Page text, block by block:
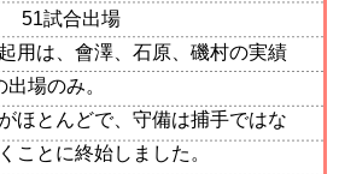
51試合出場
用は、會澤、石原、磯村の実績
場のみ。
ほとんどで、守備は捕手ではな
ことに終始しました。